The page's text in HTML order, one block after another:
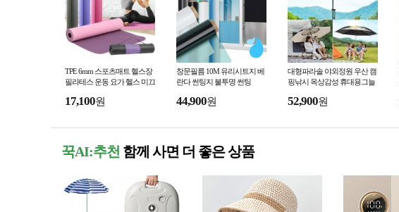
TPE 6mm 스포츠매트 헬스장
필라테스 운동 요가 헬스 미끄
17,100원
창문필름 10M 유리시트지 베
란다 썬팅지 불투명 썬팅
44,900원
대형파라솔 야외정원 우산 캠
핑낚시 옥상감성 휴대용그늘
52,900원
꾹AI:추천 함께 사면 더 좋은 상품